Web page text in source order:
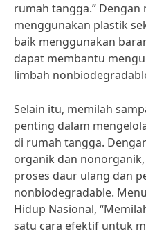
rumah tangga.”
menggunakan plastik
baik menggunakan
dapat membantu
limbah
Selain itu, memilah
penting dalam
di rumah tangga.
organik dan
proses daur ulang dan
nonbiodegradable.
Hidup Nasional,
satu cara efektif untuk